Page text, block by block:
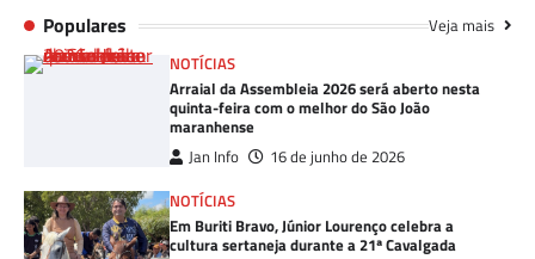
Populares Veja mais
NOTÍCIAS
Arraial da Assembleia 2026 será aberto nesta
quinta-feira com o melhor do São João
maranhense
Jan Info
16 de junho de 2026
NOTÍCIAS
Em Buriti Bravo, Júnior Lourenço celebra a
cultura sertaneja durante a 21ª Cavalgada